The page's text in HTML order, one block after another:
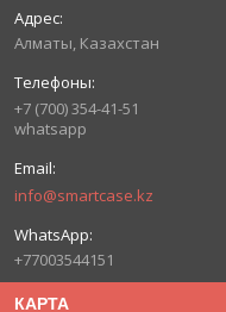
Алматы, Казахстан
+7 (700) 354-41-51
whatsapp
info@smartcase.kz
+77003544151
КАРТА